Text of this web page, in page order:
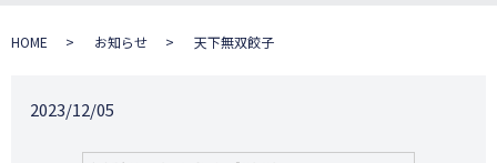
HOME お知らせ 天下無双餃子
2023/12/05